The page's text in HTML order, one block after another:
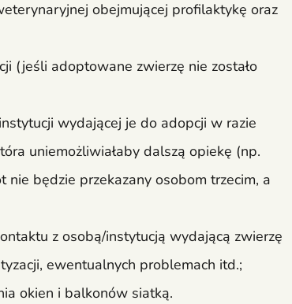
obejmującej profilaktykę oraz
(jeśli adoptowane zwierzę nie zostało
wydającej je do adopcji w razie
uniemożliwiałaby dalszą opiekę (np.
będzie przekazany osobom trzecim, a
z osobą/instytucją wydającą zwierzę
ewentualnych problemach itd.;
okien i balkonów siatką.